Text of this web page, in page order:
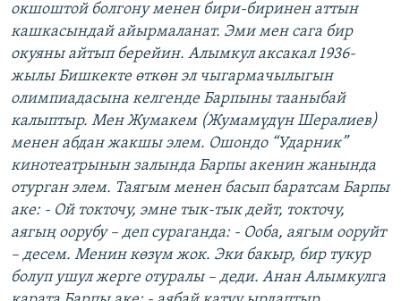
окшоштой болгону менен бири-биринен аттын
кашкасындай айырмаланат. Эми мен сага бир
окуяны айтып берейин. Алымкул аксакал 1936-
жылы Бишкекте өткөн эл чыгармачылыгын
олимпиадасына келгенде Барпыны тааныбай
калыптыр. Мен Жумакем (Жумамүдүн Шералиев)
менен абдан жакшы элем. Ошондо “Ударник”
кинотеатрынын залында Барпы акенин жанында
отурган элем. Таягым менен басып баратсам Барпы
аке: - Ой токточу, эмне тык-тык дейт, токточу,
аягың оорубу – деп сураганда: - Ооба, аягым ооруйт
– десем. Менин көзүм жок. Эки бакыр, бир тукур
болуп ушул жерге отуралы – деди. Анан Алымкулга